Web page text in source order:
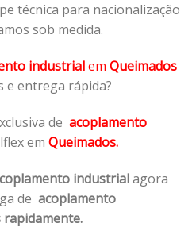
técnica para nacionalização
sob medida.
industrialem Queimados
e entrega rápida?
de acoplamento
em Queimados.
industrialagora
de acoplamento
rapidamente.